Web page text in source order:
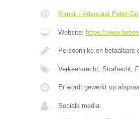
E-mail › Advocaat Peter-
Website: https://
Persoonlijke en betaalbare
Verkeersrecht, Strafrecht,
Er wordt gewerkt op
Sociale media: